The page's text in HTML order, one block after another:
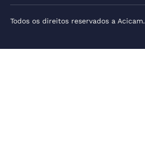
Todos os direitos reservados a Acicam.